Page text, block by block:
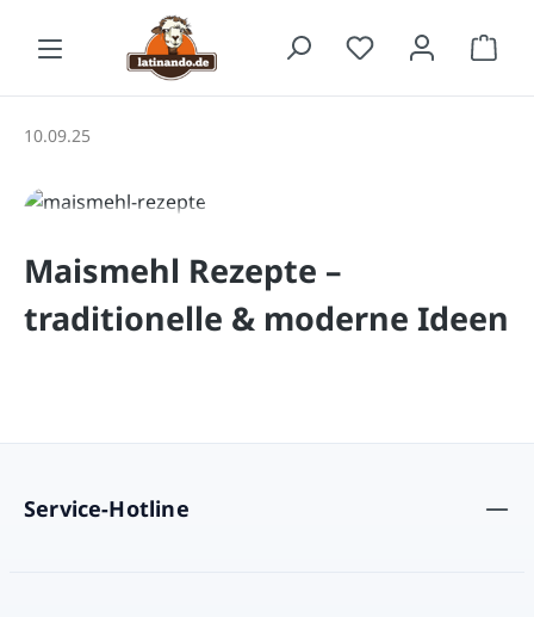
Zum Hauptinhalt springen
10.09.25
Maismehl Rezepte –
traditionelle & moderne Ideen
Service-Hotline